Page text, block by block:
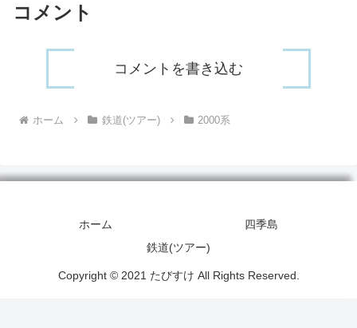
コメント
コメントを書き込む
ホーム 鉄道(ツアー) 2000系
ホーム
四季島
鉄道(ツアー)
Copyright © 2021 たびすけ All Rights Reserved.